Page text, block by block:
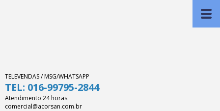
TELEVENDAS / MSG/WHATSAPP
TEL: 016-99795-2844
Atendimento 24 horas
comercial@acorsan.com.br